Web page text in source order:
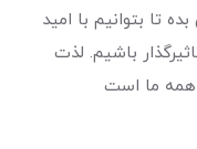
تا بتوانیم با امید
باشیم. لذت
همه ما است